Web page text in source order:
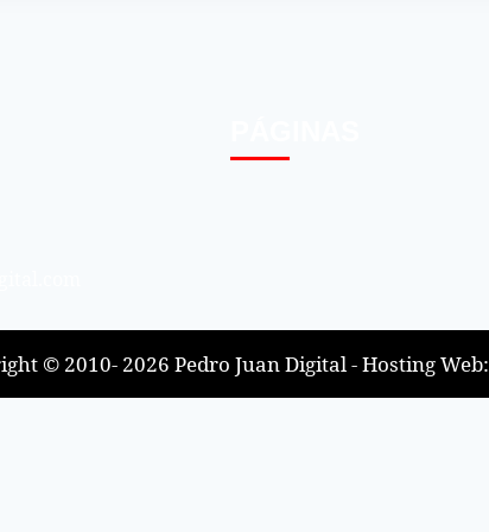
© 2010- 2026 Pedro Juan Digital - Hosting Web: